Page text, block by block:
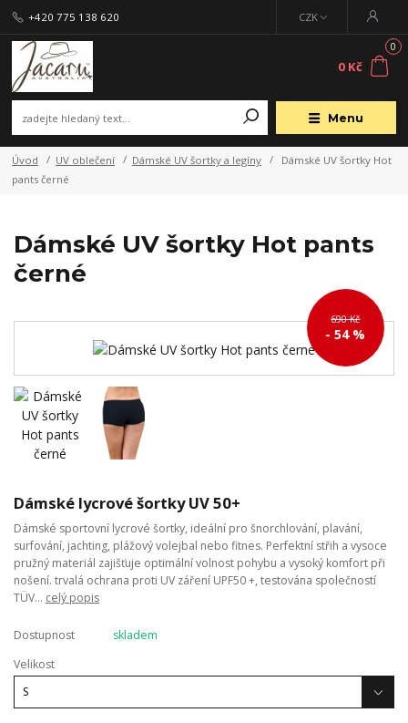
Menu
CZK
+420 775 138 620
0
0 Kč
Úvod UV oblečení Dámské UV šortky a legíny
Dámské UV šortky Hot
pants černé
Dámské UV šortky Hot pants
černé
690 Kč
- 54 %
Dámské lycrové šortky UV 50+
Dámské sportovní lycrové šortky, ideální pro šnorchlování, plavání,
surfování, jachting, plážový volejbal nebo fitnes. Perfektní střih a vysoce
pružný materiál zajišťuje optimální volnost pohybu a vysoký komfort při
nošení. trvalá ochrana proti UV záření UPF50 +, testována společností
TÜV... celý popis
Dostupnost
skladem
Velikost